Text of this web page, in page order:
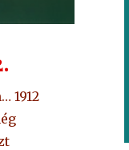
1912